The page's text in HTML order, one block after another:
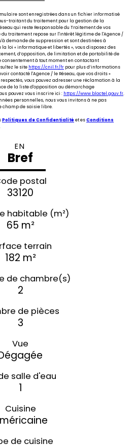
sont enregistrées dans un fichier informatisé
traitant du traitement pour la gestion de la
qui reste Responsable du Traitement de vos
du traitement repose sur l'intérêt légitime de l'Agence /
demande de suppression et sont destinées à
la loi « informatique et libertés », vous disposez des
d’opposition, de limitation et de portabilité de
consentement à tout moment en contactant
le site https://cnil.fr/fr pour plus d’informations
contacté l'Agence / le Réseau, que vos droits «
vous pouvez adresser une réclamation à la
de la liste d'opposition au démarchage
pouvez vous inscrire ici : https://www.bloctel.gouv.fr.
personnelles, nous vous invitons à ne pas
champ de saisie libre.
Politiques de Confidentialitéet esConditions
EN
Bref
postal
33120
habitable (m²)
65 m²
terrain
182 m²
de chambre(s)
2
de pièces
3
Vue
salle d'eau
1
Cuisine
de cuisine